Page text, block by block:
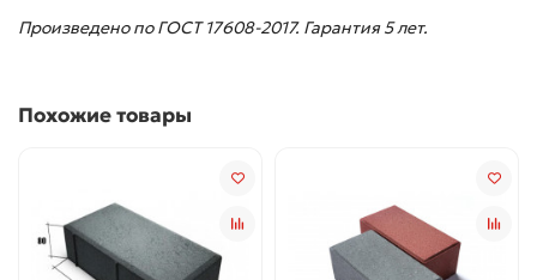
Произведено по ГОСТ 17608-2017. Гарантия 5 лет.
Похожие товары